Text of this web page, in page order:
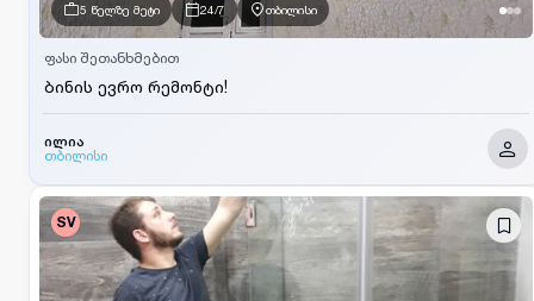
5 წელზე მეტი 24/7 თბილისი
ბინის ევრო რემონტი!
ფასი შეთანხმებით
ილია
თბილისი
SV